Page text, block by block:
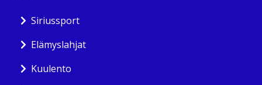
Siriussport
Elämyslahjat
Kuulento